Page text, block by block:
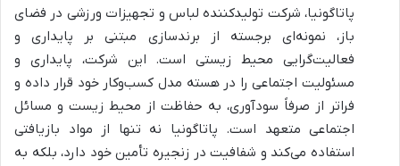
پاتاگونیا، شرکت تولیدکننده لباس و تجهیزات ورزشی در فضای
باز، نمونه‌ای برجسته از برندسازی مبتنی بر پایداری و
فعالیت‌گرایی محیط زیستی است. این شرکت، پایداری و
مسئولیت اجتماعی را در هسته مدل کسب‌وکار خود قرار داده و
فراتر از صرفاً سودآوری، به حفاظت از محیط زیست و مسائل
اجتماعی متعهد است. پاتاگونیا نه تنها از مواد بازیافتی
استفاده می‌کند و شفافیت در زنجیره تأمین خود دارد، بلکه به